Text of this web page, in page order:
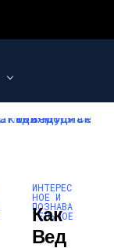
ИНТЕРЕС
НОЕ И
ПОЗНАВА
ТЕЛЬНОЕ
Как
Вед